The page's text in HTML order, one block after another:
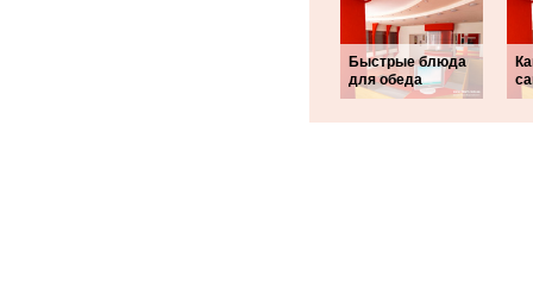
Быстрые блюда
для обеда